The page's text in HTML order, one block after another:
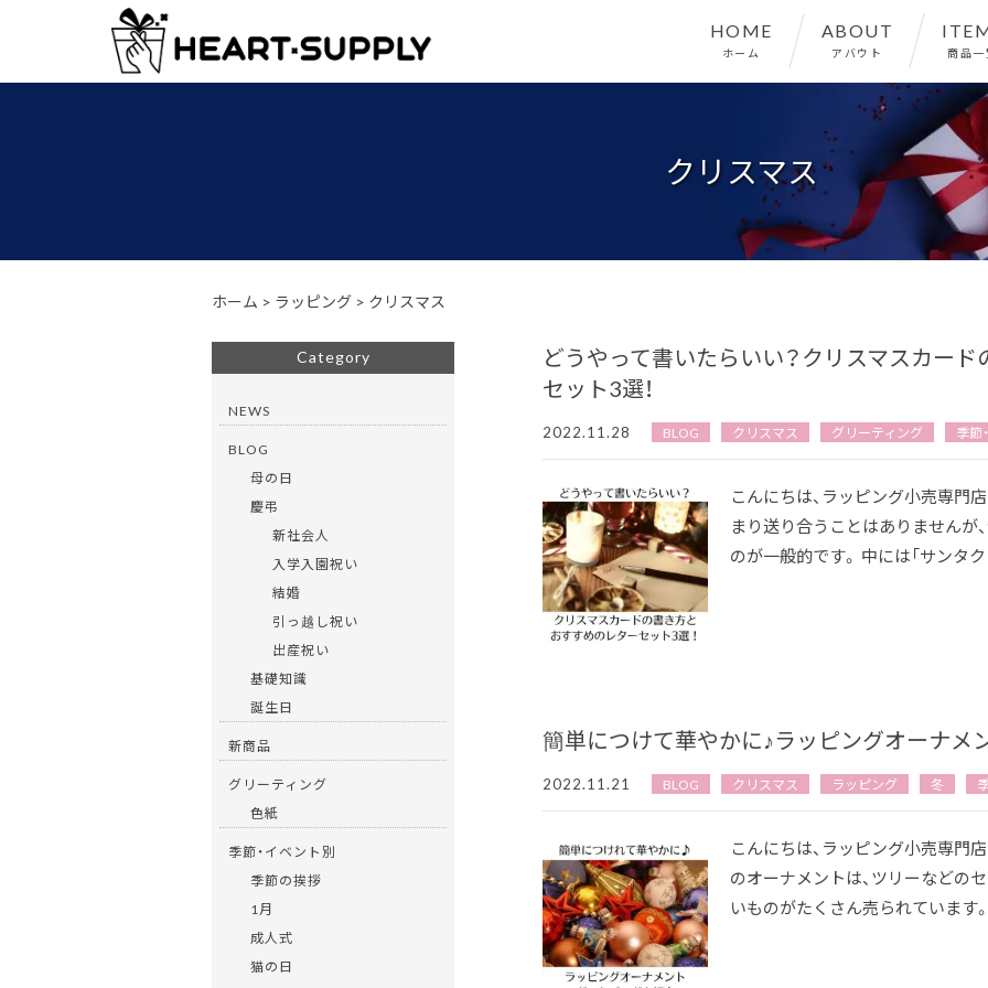
HOME
ホーム
ABOUT
アバウト 商品
クリスマス
ホーム > ラッピング > クリスマス
どうやって書いたらいい？クリスマスカー
セット3選！
2022.11.28 BLOG クリスマス グリーティング 季節
こんにちは、ラッピング小売専門
まり送り合うことはありませんが
のが一般的です。 中には「サンタ
簡単につけて華やかに♪ラッピングオーナメ
2022.11.21 BLOG クリスマス ラッピング 冬
こんにちは、ラッピング小売専門
のオーナメントは、ツリーなどの
いものがたくさん売られています
Category
NEWS
BLOG
母の日
慶弔
新社会人
入学入園祝い
結婚
引っ越し祝い
出産祝い
基礎知識
誕生日
新商品
グリーティング
色紙
季節・イベント別
季節の挨拶
1月
成人式
猫の日